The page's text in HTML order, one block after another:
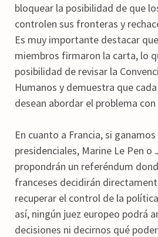
bloquear la posibilidad de que
controlen sus fronteras y
Es muy importante destacar
miembros firmaron la carta, lo
posibilidad de revisar la
Humanos y demuestra que
desean abordar el problema con
En cuanto a Francia, si
presidenciales, Marine Le Pen o
propondrán un referéndum
franceses decidirán
recuperar el control de la
así, ningún juez europeo podrá
decisiones ni decirnos qué